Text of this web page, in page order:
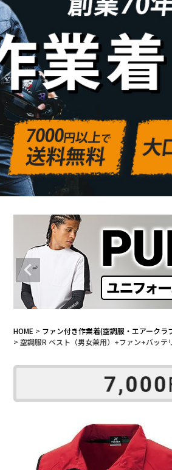
HOME
ファン付き作業着(空調服・エアークラ
空調服R ベスト（男女兼用）+ファン+バッテ